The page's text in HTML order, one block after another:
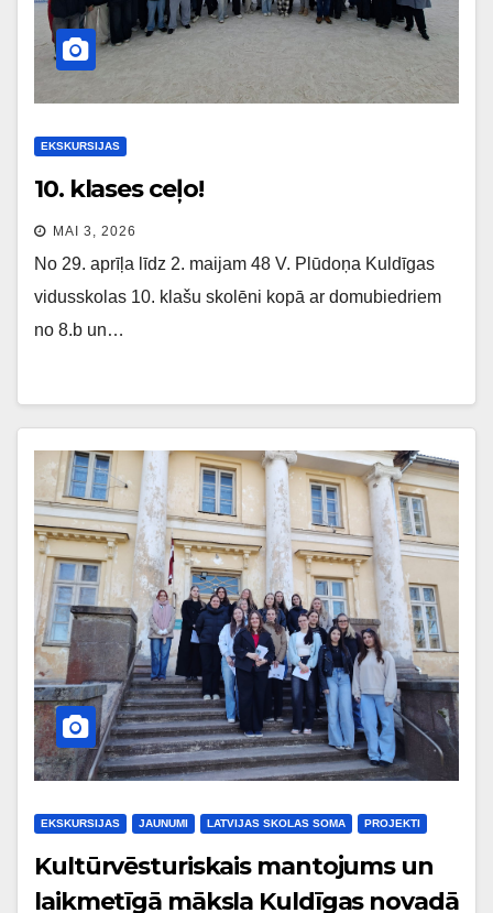
EKSKURSIJAS
10. klases ceļo!
MAI 3, 2026
No 29. aprīļa līdz 2. maijam 48 V. Plūdoņa Kuldīgas
vidusskolas 10. klašu skolēni kopā ar domubiedriem
no 8.b un…
EKSKURSIJAS JAUNUMI LATVIJAS SKOLAS SOMA PROJEKTI
Kultūrvēsturiskais mantojums un
laikmetīgā māksla Kuldīgas novadā